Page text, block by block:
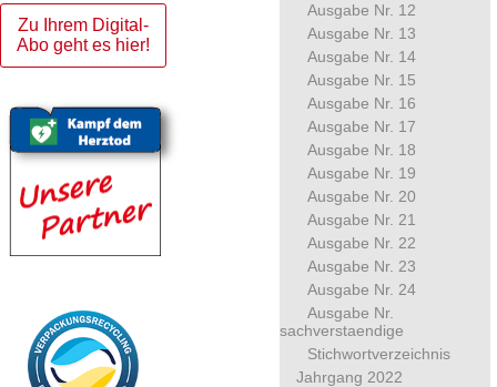
Zu Ihrem Digital-
Abo geht es hier!
Ausgabe Nr. 12
Ausgabe Nr. 13
Ausgabe Nr. 14
Ausgabe Nr. 15
Ausgabe Nr. 16
Ausgabe Nr. 17
Ausgabe Nr. 18
Ausgabe Nr. 19
Ausgabe Nr. 20
Ausgabe Nr. 21
Ausgabe Nr. 22
Ausgabe Nr. 23
Ausgabe Nr. 24
Ausgabe Nr.
sachverstaendige
Stichwortverzeichnis
Jahrgang 2022